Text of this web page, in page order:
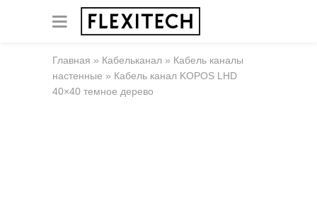
Главная » Кабельканал » Кабель каналы
настенные » Кабель канал KOPOS LHD
40×40 темное дерево